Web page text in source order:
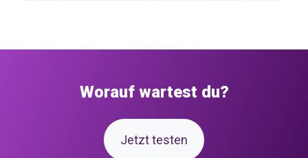
Worauf wartest du?
Jetzt testen